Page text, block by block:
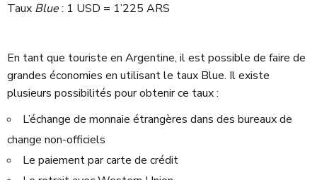
Taux Blue: 1 USD = 1’225 ARS
En tant que touriste en Argentine, il est possible de faire de
grandes économies en utilisant le taux Blue. Il existe
plusieurs possibilités pour obtenir ce taux :
L’échange de monnaie étrangères dans des bureaux de
change non-officiels
Le paiement par carte de crédit